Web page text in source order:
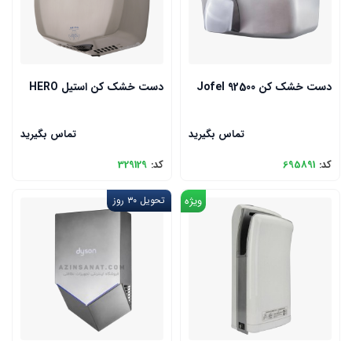
دست خشک کن Jofel 92500
تماس بگیرید
کد: 695891
دست خشک کن استیل HERO
تماس بگیرید
کد: 329129
ویژه تحویل ۳۰ روز